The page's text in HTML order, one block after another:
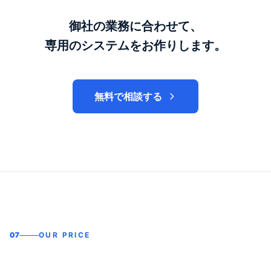
御社の業務に合わせて、
専用のシステムをお作りします。
無料で相談する
07 OUR PRICE